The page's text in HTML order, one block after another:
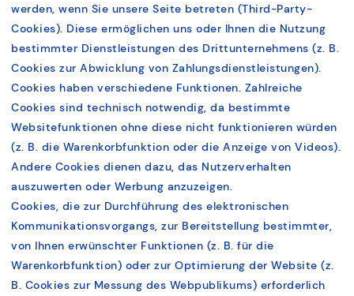
werden, wenn Sie unsere Seite betreten (Third-Party-
Cookies). Diese ermöglichen uns oder Ihnen die Nutzung
bestimmter Dienstleistungen des Drittunternehmens (z. B.
Cookies zur Abwicklung von Zahlungsdienstleistungen).
Cookies haben verschiedene Funktionen. Zahlreiche
Cookies sind technisch notwendig, da bestimmte
Websitefunktionen ohne diese nicht funktionieren würden
(z. B. die Warenkorbfunktion oder die Anzeige von Videos).
Andere Cookies dienen dazu, das Nutzerverhalten
auszuwerten oder Werbung anzuzeigen.
Cookies, die zur Durchführung des elektronischen
Kommunikationsvorgangs, zur Bereitstellung bestimmter,
von Ihnen erwünschter Funktionen (z. B. für die
Warenkorbfunktion) oder zur Optimierung der Website (z.
B. Cookies zur Messung des Webpublikums) erforderlich